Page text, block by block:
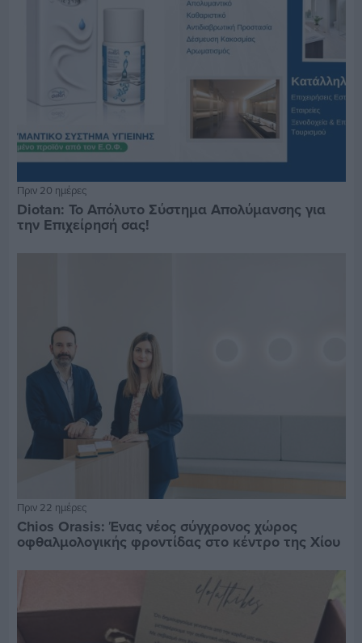
Πριν 20 ημέρες
Diotan: Το Απόλυτο Σύστημα Απολύμανσης για
την Επιχείρησή σας!
Πριν 22 ημέρες
Chios Orasis: Ένας νέος σύγχρονος χώρος
οφθαλμολογικής φροντίδας στο κέντρο της Χίου